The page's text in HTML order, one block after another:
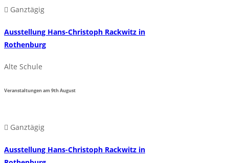
Ganztägig
Ausstellung Hans-Christoph Rackwitz in
Rothenburg
Alte Schule
Veranstaltungen am9thAugust
Ganztägig
Ausstellung Hans-Christoph Rackwitz in